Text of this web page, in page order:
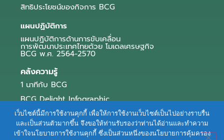
สิทธิประโยชน์ของกิจการ BCG
แผนปฏิบัติการ
แผนปฏิบัติการด้านการขับเคลื่อน
การพัฒนาประเทศไทยด้วย โมเดลเศรษฐกิจ
BCG พ.ศ. 2564-2570
คลังความรู้
1 นาทีกับ BCG
BCG Delight Infographic
สื่อประชาสัมพันธ์
e-Book Series
เว็บไซต์นี้มีการใช้งานคุกกี้ เพื่อให้การใช้งานเว็บไซต์เป็นไปอย่างราบรื่น
และเป็นส่วนตัวมากขึ้น จึงขอให้ท่านรับรองว่าท่านได้อ่านและทำความ
เข้าใจนโยบายการใช้งานคุกกี้ ซึ่งเป็นส่วนหนึ่งของนโยบายการคุ้มครอง